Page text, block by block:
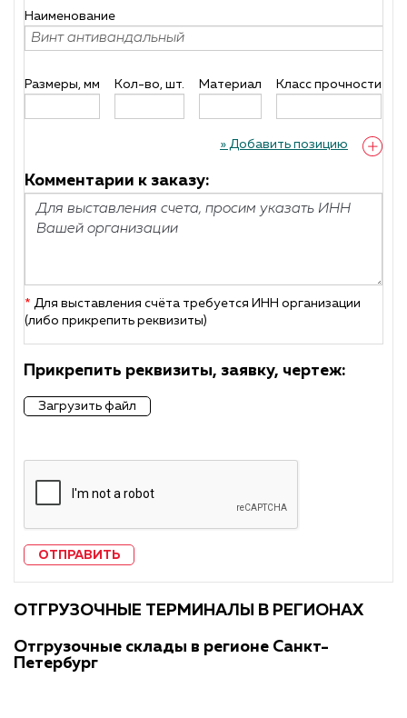
Наименование
Размеры, мм Кол-во, шт. Материал Класс прочности
» Добавить позицию
Комментарии к заказу:
* Для выставления счёта требуется ИНН организации
(либо прикрепить реквизиты)
Прикрепить реквизиты, заявку, чертеж:
Загрузить файл
ОТПРАВИТЬ
ОТГРУЗОЧНЫЕ ТЕРМИНАЛЫ В РЕГИОНАХ
Отгрузочные склады в регионе Санкт-
Петербург